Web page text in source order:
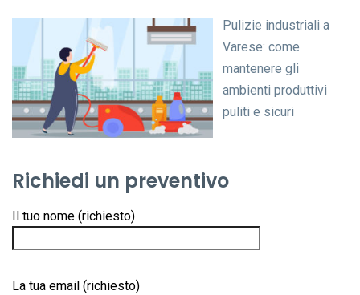
Pulizie industriali a
Varese: come
mantenere gli
ambienti produttivi
puliti e sicuri
Richiedi un preventivo
Il tuo nome (richiesto)
La tua email (richiesto)